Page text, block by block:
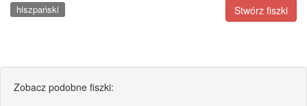
Stwórz fiszki
hiszpański
Zobacz podobne fiszki: